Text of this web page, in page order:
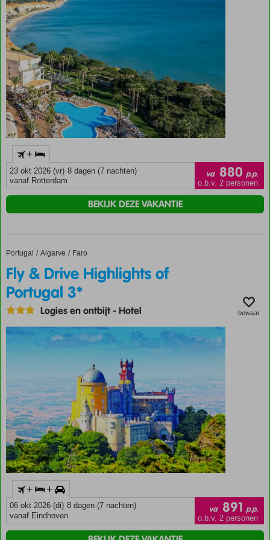
uit
Met de
kabelbaan
naar
Funchal
Halfpension
ook
mogelijk
+
23 okt 2026 (vr) 8 dagen (7 nachten)
vanaf Rotterdam
va 880 p.p.
o.b.v. 2 personen
BEKIJK DEZE VAKANTIE
Home
Portugal Algarve Faro
Fly & Drive Highlights of Portugal 3*
Fly & Drive Highlights of
Portugal 3*
Logies en ontbijt-Hotel bewaar
+ +
06 okt 2026 (di) 8 dagen (7 nachten)
vanaf Eindhoven
va 891 p.p.
o.b.v. 2 personen